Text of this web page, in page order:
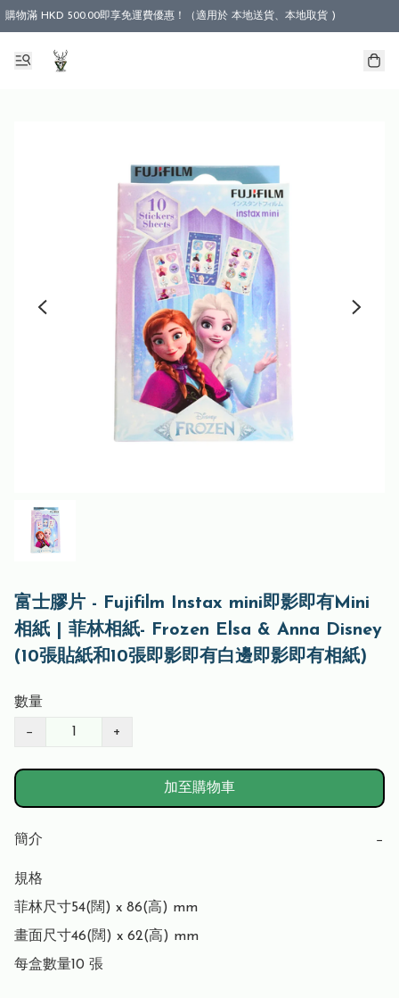
購物滿 HKD 500.00即享免運費優惠！（適用於 本地送貨、本地取貨 )
富士膠片 - Fujifilm Instax mini即影即有Mini
相紙 | 菲林相紙- Frozen Elsa & Anna Disney
(10張貼紙和10張即影即有白邊即影即有相紙)
數量
− +
加至購物車
簡介 −
規格
菲林尺寸54(闊) x 86(高) mm
畫面尺寸46(闊) x 62(高) mm
每盒數量10 張